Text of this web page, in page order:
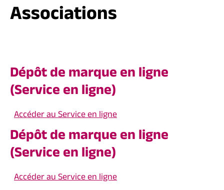
Associations
Dépôt de marque en ligne
(Service en ligne)
Accéder au Service en ligne
Dépôt de marque en ligne
(Service en ligne)
Accéder au Service en ligne